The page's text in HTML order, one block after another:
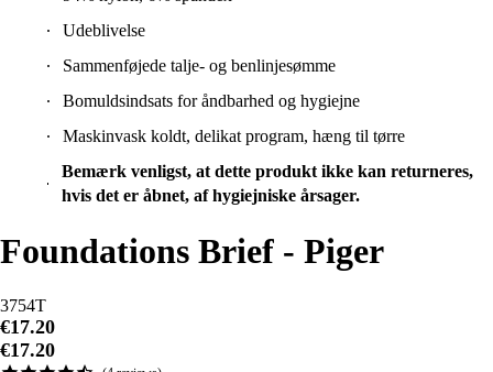
Udeblivelse
Sammenføjede talje- og benlinjesømme
Bomuldsindsats for åndbarhed og hygiejne
Maskinvask koldt, delikat program, hæng til tørre
Bemærk venligst, at dette produkt ikke kan returneres,
hvis det er åbnet, af hygiejniske årsager.
Foundations Brief - Piger
3754T
€17.20
€17.20